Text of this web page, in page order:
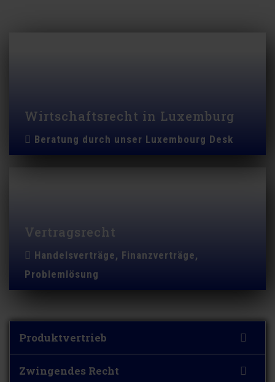
Wirtschaftsrecht in Luxemburg
Beratung durch unser Luxembourg Desk
Vertragsrecht
Handelsverträge, Finanzverträge,
Problemlösung
Produktvertrieb
Zwingendes Recht